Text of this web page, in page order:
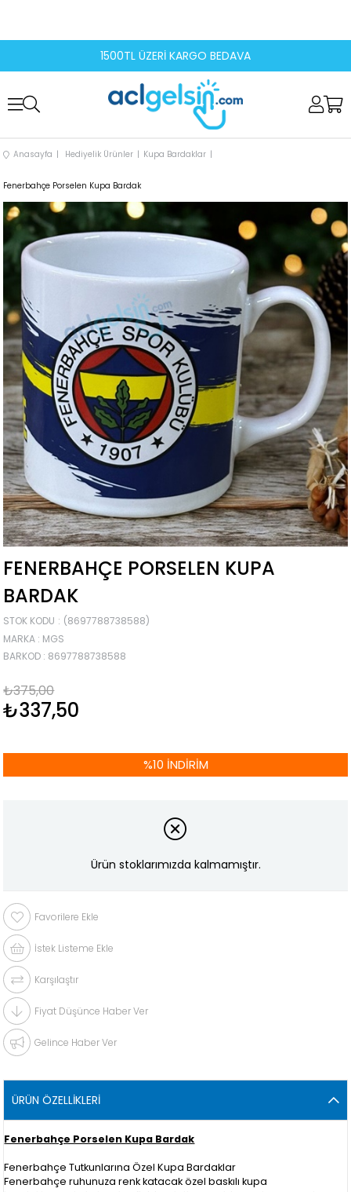
1500TL ÜZERİ KARGO BEDAVA
Anasayfa Hediyelik Ürünler Kupa Bardaklar
Fenerbahçe Porselen Kupa Bardak
FENERBAHÇE PORSELEN KUPA
BARDAK
STOK KODU
(8697788738588)
MARKA : MGS
BARKOD : 8697788738588
₺375,00
₺337,50
%10 İNDIRIM
Ürün stoklarımızda kalmamıştır.
Favorilere Ekle
İstek Listeme Ekle
Karşılaştır
Fiyat Düşünce Haber Ver
Gelince Haber Ver
ÜRÜN ÖZELLIKLERI
Fenerbahçe Porselen Kupa Bardak
Fenerbahçe Tutkunlarına Özel Kupa Bardaklar
Fenerbahçe ruhunuza renk katacak özel baskılı kupa